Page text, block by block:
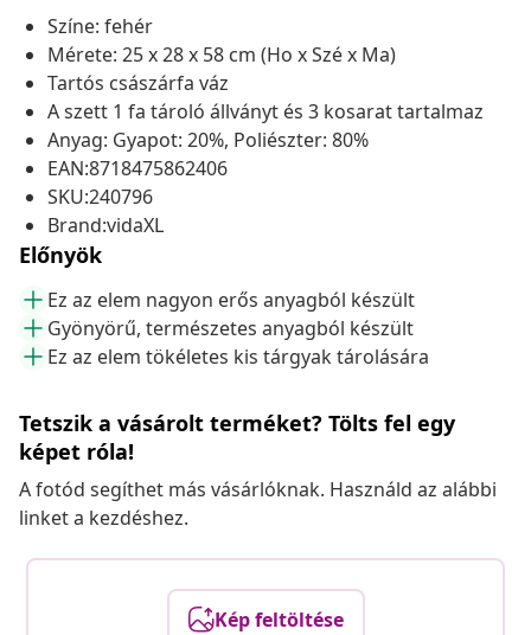
Színe: fehér
Mérete: 25 x 28 x 58 cm (Ho x Szé x Ma)
Tartós császárfa váz
A szett 1 fa tároló állványt és 3 kosarat tartalmaz
Anyag: Gyapot: 20%, Poliészter: 80%
EAN:8718475862406
SKU:240796
Brand:vidaXL
Előnyök
Ez az elem nagyon erős anyagból készült
Gyönyörű, természetes anyagból készült
Ez az elem tökéletes kis tárgyak tárolására
Tetszik a vásárolt terméket? Tölts fel egy
képet róla!
A fotód segíthet más vásárlóknak. Használd az alábbi
linket a kezdéshez.
Kép feltöltése